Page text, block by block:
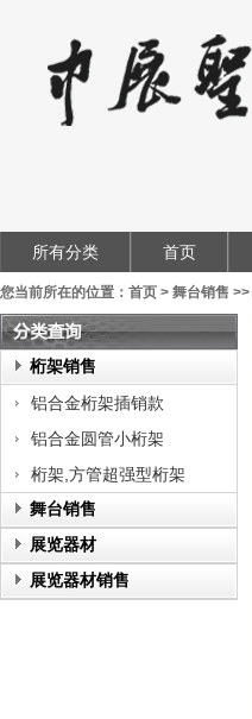
所有分类 首页
您当前所在的位置： 首页 > 舞台销售 >>
桁架销售
铝合金桁架插销款
铝合金圆管小桁架
桁架,方管超强型桁架
舞台销售
展览器材
展览器材销售